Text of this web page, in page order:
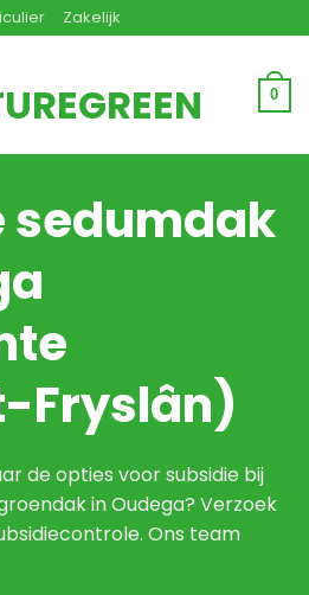
Zakelijk
0
sedumdak
Fryslân)
de opties voor subsidie bij
in Oudega? Verzoek
Ons team